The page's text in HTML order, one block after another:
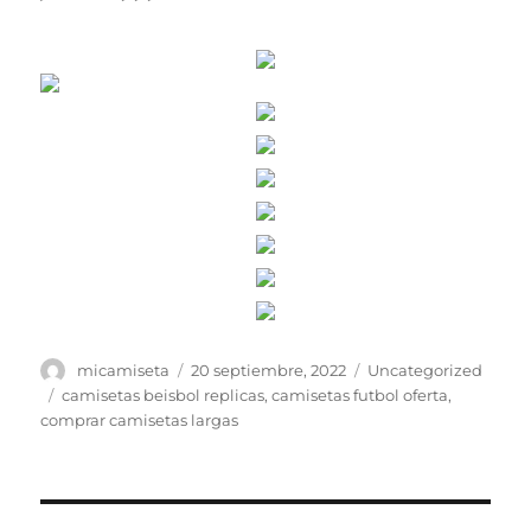
Autor
micamiseta
Publicado
el
20 septiembre, 2022 Categorías
Uncategorized
Etiquetas
camisetas beisbol replicas,camisetas futbol oferta,
comprar camisetas largas